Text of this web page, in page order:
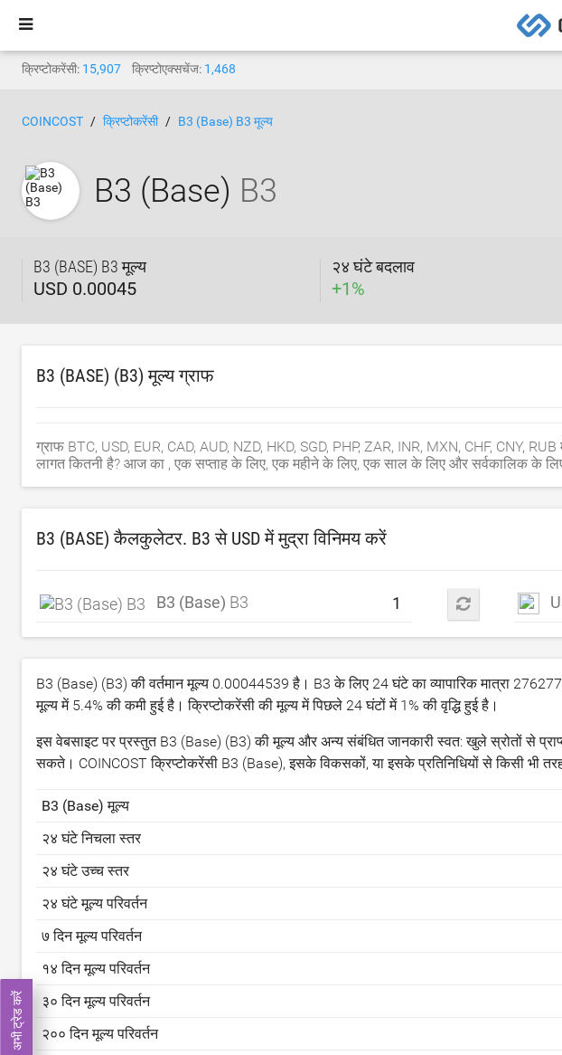
क्रिप्टोकरेंसी: 15,907 क्रिप्टोएक्सचेंज: 1,468
COINCOST क्रिप्टोकरेंसी B3 (Base) B3 मूल्य
B3 (Base) B3
B3 (BASE) B3 मूल्य
USD 0.00045
२४ घंटे बदलाव
+1 %
B3 (BASE) (B3) मूल्य ग्राफ
ग्राफ BTC, USD, EUR, CAD, AUD, NZD, HKD, SGD, PHP, ZAR, INR, MXN, CHF, CNY,
लागत कितनी है? आज का , एक सप्ताह के लिए, एक महीने के लिए, एक साल के लिए और सर्वकालिक के
B3 (BASE) कैलकुलेटर. B3 से USDमें मुद्रा विनिमय करें
B3 (Base) B3
B3 (Base) (B3) की वर्तमान मूल्य 0.00044539 है। B3 के लिए 24 घंटे का व्यापारिक मात्रा
मूल्य में 5.4% की कमी हुई है। क्रिप्टोकरेंसी की मूल्य में पिछले 24 घंटों में 1% की वृद्धि हुई है।
इस वेबसाइट पर प्रस्तुत B3 (Base) (B3) की मूल्य और अन्य संबंधित जानकारी स्वत: खुले स्रोतों से
सकते। COINCOST क्रिप्टोकरेंसी B3 (Base), इसके विकसकों, या इसके प्रतिनिधियों से किसी भी
B3 (Base) मूल्य
२४ घंटे निचला स्तर
२४ घंटे उच्च स्तर
२४ घंटे मूल्य परिवर्तन
७ दिन मूल्य परिवर्तन
१४ दिन मूल्य परिवर्तन
३० दिन मूल्य परिवर्तन
२०० दिन मूल्य परिवर्तन
अभी ट्रेड करें